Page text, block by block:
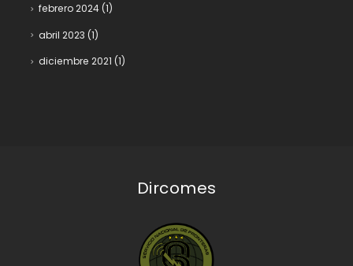
febrero 2024(1)
abril 2023 (1)
diciembre 2021 (1)
Dircomes